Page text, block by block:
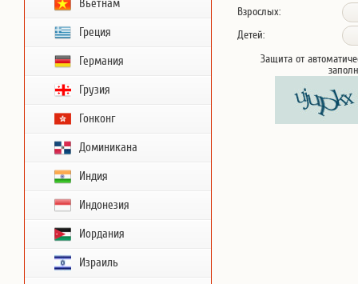
Вьетнам
Греция
Германия
Грузия
Гонконг
Доминикана
Индия
Индонезия
Иордания
Израиль
Взрослых:
Детей:
Защита от